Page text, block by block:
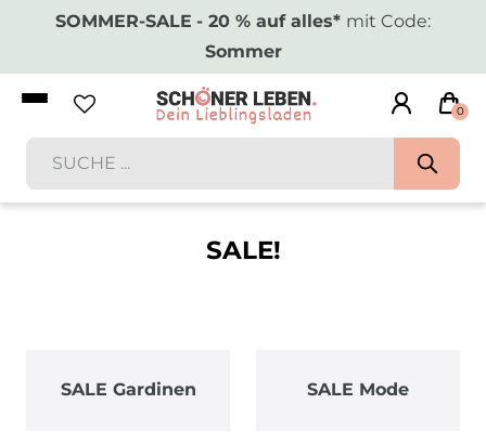
SOMMER-SALE - 20 % auf alles* mit Code:
Sommer
0
SALE!
SALE Gardinen SALE Mode